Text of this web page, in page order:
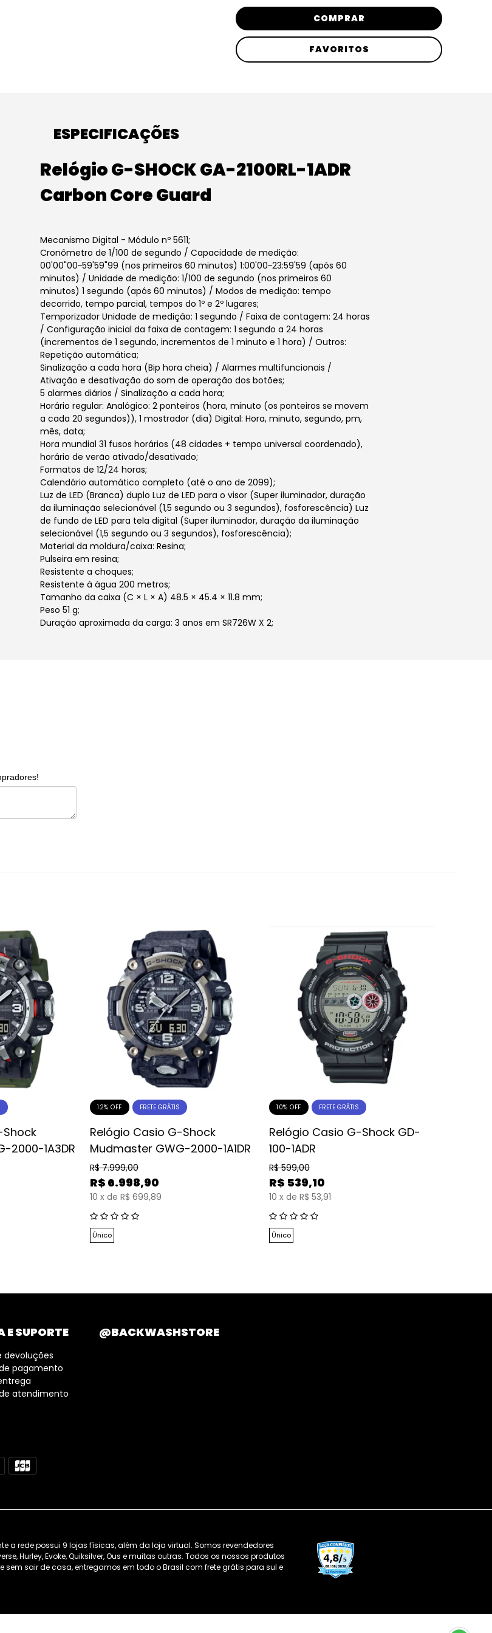
COMPRAR
FAVORITOS
ESPECIFICAÇÕES
Relógio G-SHOCK GA-2100RL-1ADR
Carbon Core Guard
Mecanismo Digital - Módulo nº 5611;
Cronômetro de 1/100 de segundo / Capacidade de medição:
00'00"00~59'59"99 (nos primeiros 60 minutos) 1:00'00~23:59'59 (após 60
minutos) / Unidade de medição: 1/100 de segundo (nos primeiros 60
minutos) 1 segundo (após 60 minutos) / Modos de medição: tempo
decorrido, tempo parcial, tempos do 1º e 2º lugares;
Temporizador Unidade de medição: 1 segundo / Faixa de contagem: 24 horas
/ Configuração inicial da faixa de contagem: 1 segundo a 24 horas
(incrementos de 1 segundo, incrementos de 1 minuto e 1 hora) / Outros:
Repetição automática;
Sinalização a cada hora (Bip hora cheia) / Alarmes multifuncionais /
Ativação e desativação do som de operação dos botões;
5 alarmes diários / Sinalização a cada hora;
Horário regular: Analógico: 2 ponteiros (hora, minuto (os ponteiros se movem
a cada 20 segundos)), 1 mostrador (dia) Digital: Hora, minuto, segundo, pm,
mês, data;
Hora mundial 31 fusos horários (48 cidades + tempo universal coordenado),
horário de verão ativado/desativado;
Formatos de 12/24 horas;
Calendário automático completo (até o ano de 2099);
Luz de LED (Branca) duplo Luz de LED para o visor (Super iluminador, duração
da iluminação selecionável (1,5 segundo ou 3 segundos), fosforescência) Luz
de fundo de LED para tela digital (Super iluminador, duração da iluminação
selecionável (1,5 segundo ou 3 segundos), fosforescência);
Material da moldura/caixa: Resina;
Pulseira em resina;
Resistente a choques;
Resistente à água 200 metros;
Tamanho da caixa (C × L × A) 48.5 × 45.4 × 11.8 mm;
Peso 51 g;
Duração aproximada da carga: 3 anos em SR726W X 2;
2000-1A3DR
12% OFF FRETE GRÁTIS
Relógio Casio G-Shock
Mudmaster GWG-2000-1A1DR
R$ 7.999,00
R$ 6.998,90
10 x de R$ 699,89
Único
10% OFF FRETE GRÁTIS
Relógio Casio G-Shock GD-
100-1ADR
R$ 599,00
R$ 539,10
10 x de R$ 53,91
Único
E SUPORTE
devoluções
pagamento
atendimento
@BACKWASHSTORE
a rede possui 9 lojas físicas, além da loja virtual. Somos revendedores
Hurley, Evoke, Quiksilver, Ous e muitas outras. Todos os nossos produtos
sair de casa, entregamos em todo o Brasil com frete grátis para sul e